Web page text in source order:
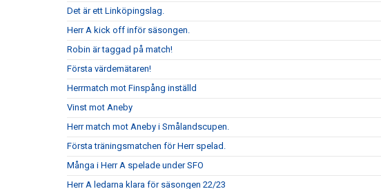
Det är ett Linköpingslag.
Herr A kick off inför säsongen.
Robin är taggad på match!
Första värdemätaren!
Herrmatch mot Finspång inställd
Vinst mot Aneby
Herr match mot Aneby i Smålandscupen.
Första träningsmatchen för Herr spelad.
Många i Herr A spelade under SFO
Herr A ledarna klara för säsongen 22/23